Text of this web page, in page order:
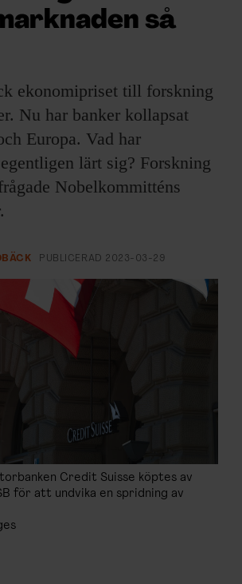
& RESOR
PÅ F&F
I F&F
så
ekonomipriset till forskning
Nu har banker kollapsat
Europa. Vad har
lärt sig? Forskning
Nobelkommitténs
PUBLICERAD 2023-03-29
Credit Suisse köptes av
för att undvika en spridning av